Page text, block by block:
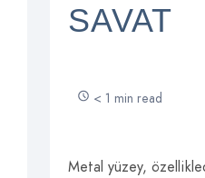
SAVAT
< 1 min read
Metal yüzey,